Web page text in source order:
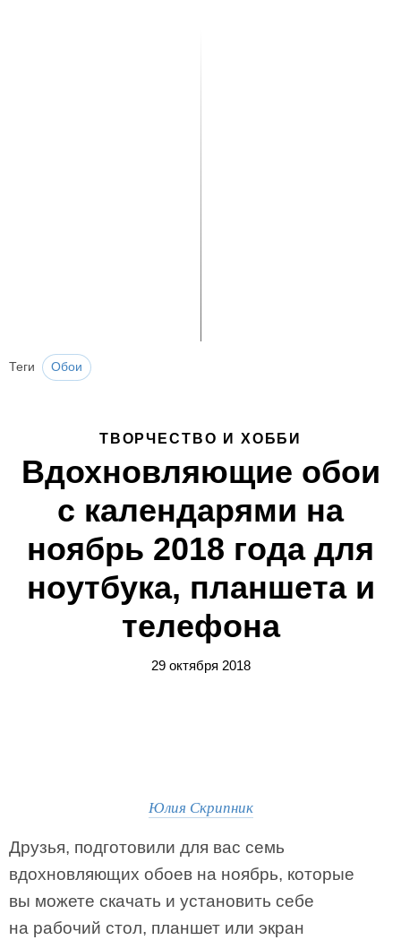
Теги Обои
ТВОРЧЕСТВО И ХОББИ
Вдохновляющие обои
с календарями на
ноябрь 2018 года для
ноутбука, планшета и
телефона
29 октября 2018
Юлия Скрипник
Друзья, подготовили для вас семь
вдохновляющих обоев на ноябрь, которые
вы можете скачать и установить себе
на рабочий стол, планшет или экран